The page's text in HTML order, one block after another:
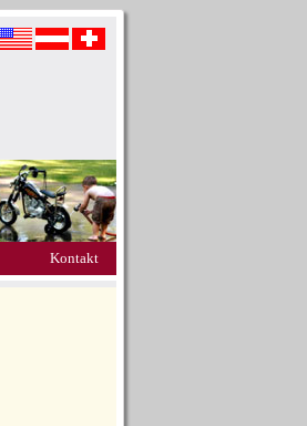
Kontakt